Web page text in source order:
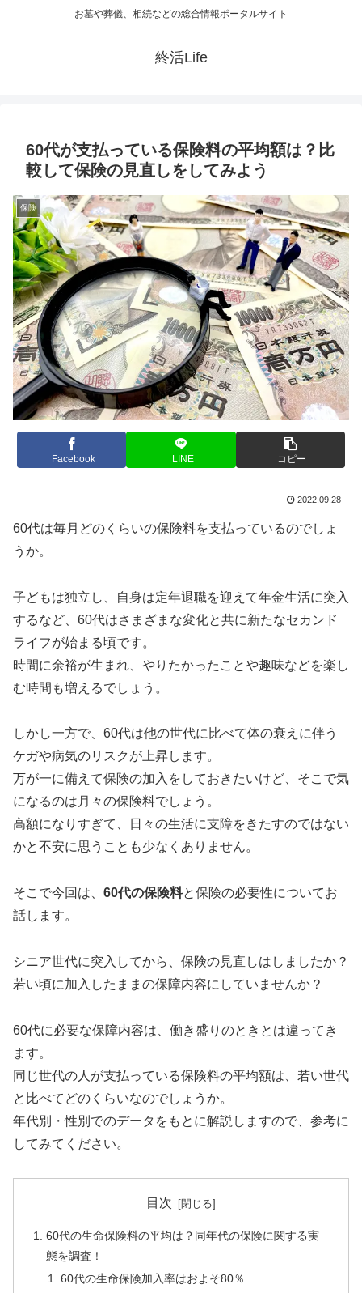
お墓や葬儀、相続などの総合情報ポータルサイト
終活Life
60代が支払っている保険料の平均額は？比
較して保険の見直しをしてみよう
保険
Facebook LINE コピー
2022.09.28
60代は毎月どのくらいの保険料を支払っているのでしょ
うか。
子どもは独立し、自身は定年退職を迎えて年金生活に突入
するなど、60代はさまざまな変化と共に新たなセカンド
ライフが始まる頃です。
時間に余裕が生まれ、やりたかったことや趣味などを楽し
む時間も増えるでしょう。
しかし一方で、60代は他の世代に比べて体の衰えに伴う
ケガや病気のリスクが上昇します。
万が一に備えて保険の加入をしておきたいけど、そこで気
になるのは月々の保険料でしょう。
高額になりすぎて、日々の生活に支障をきたすのではない
かと不安に思うことも少なくありません。
そこで今回は、 60代の保険料と保険の必要性についてお
話します。
シニア世代に突入してから、保険の見直しはしましたか？
若い頃に加入したままの保障内容にしていませんか？
60代に必要な保障内容は、働き盛りのときとは違ってき
ます。
同じ世代の人が支払っている保険料の平均額は、若い世代
と比べてどのくらいなのでしょうか。
年代別・性別でのデータをもとに解説しますので、参考に
してみてください。
目次
60代の生命保険料の平均は？同年代の保険に関する実
態を調査！
60代の生命保険加入率はおよそ80％